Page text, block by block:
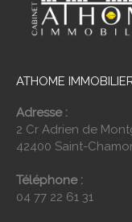
ATHOME
Adresse :
2 Cr Adrien de
42400 Saint-
Téléphone :
04 77 22 61 31